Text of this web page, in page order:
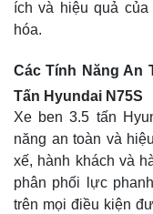
ích và hiệu quả của
hóa.
Các Tính Năng An
Tấn Hyundai N75S
Xe ben 3.5 tấn
năng an toàn và
xế, hành khách và
phân phối lực
trên mọi điều kiện